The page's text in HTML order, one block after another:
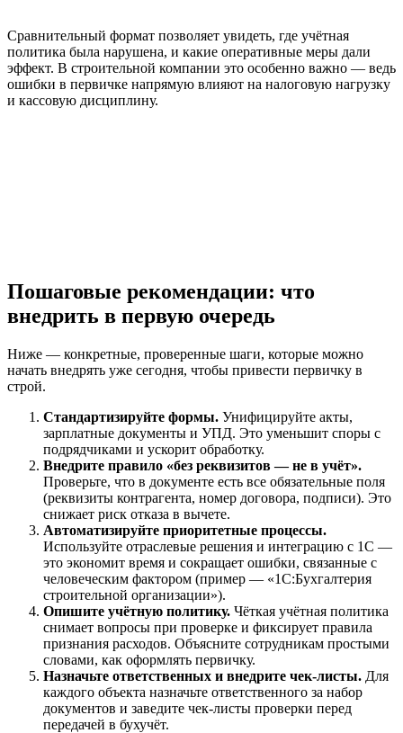
Сравнительный формат позволяет увидеть, где учётная
политика была нарушена, и какие оперативные меры дали
эффект. В строительной компании это особенно важно — ведь
ошибки в первичке напрямую влияют на налоговую нагрузку
и кассовую дисциплину.
Пошаговые рекомендации: что
внедрить в первую очередь
Ниже — конкретные, проверенные шаги, которые можно
начать внедрять уже сегодня, чтобы привести первичку в
строй.
Стандартизируйте формы. Унифицируйте акты,
зарплатные документы и УПД. Это уменьшит споры с
подрядчиками и ускорит обработку.
Внедрите правило «без реквизитов — не в учёт».
Проверьте, что в документе есть все обязательные поля
(реквизиты контрагента, номер договора, подписи). Это
снижает риск отказа в вычете.
Автоматизируйте приоритетные процессы.
Используйте отраслевые решения и интеграцию с 1С —
это экономит время и сокращает ошибки, связанные с
человеческим фактором (пример — «1С:Бухгалтерия
строительной организации»).
Опишите учётную политику. Чёткая учётная политика
снимает вопросы при проверке и фиксирует правила
признания расходов. Объясните сотрудникам простыми
словами, как оформлять первичку.
Назначьте ответственных и внедрите чек-листы. Для
каждого объекта назначьте ответственного за набор
документов и заведите чек-листы проверки перед
передачей в бухучёт.